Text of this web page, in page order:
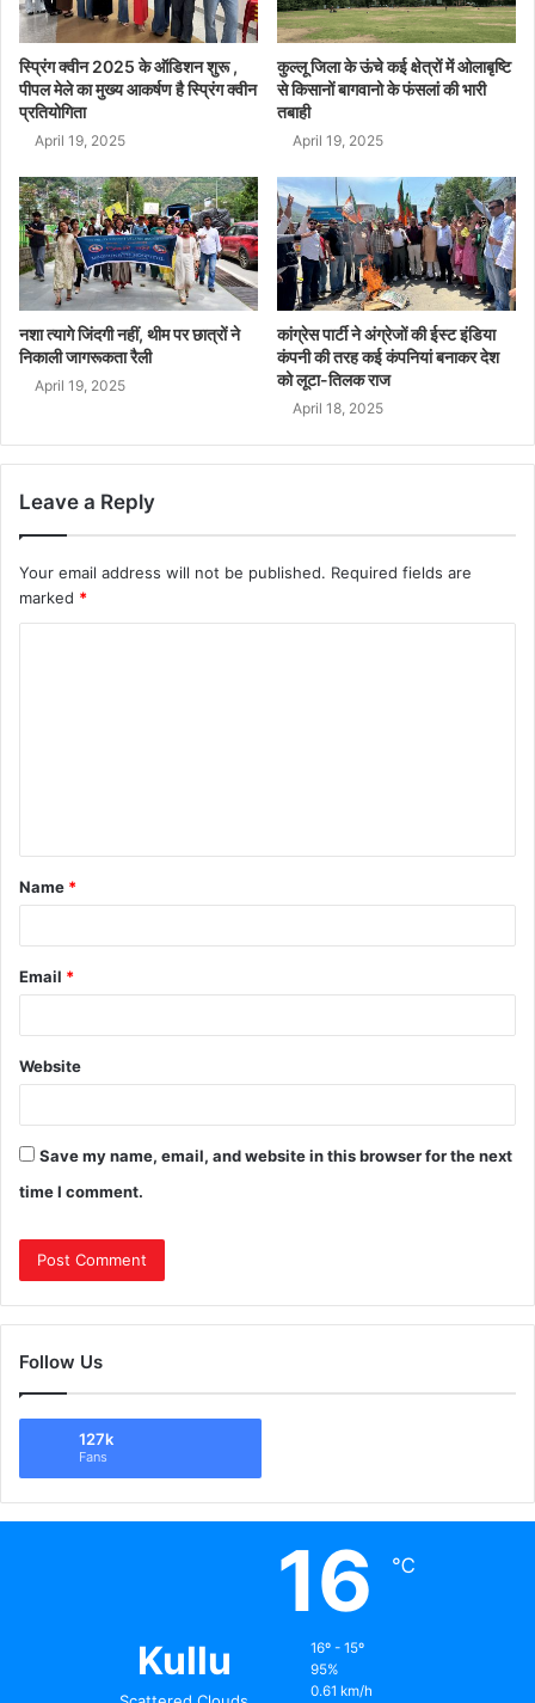
स्प्रिंग क्वीन 2025 के ऑडिशन शुरू ,
पीपल मेले का मुख्य आकर्षण है स्प्रिंग क्वीन
प्रतियोगिता
April 19, 2025
कुल्लू जिला के ऊंचे कई क्षेत्रों में ओलाबृष्टि
से किसानों बागवानो के फंसलां की भारी
तबाही
April 19, 2025
नशा त्यागे जिंदगी नहीं, थीम पर छात्रों ने
निकाली जागरूकता रैली
April 19, 2025
कांग्रेस पार्टी ने अंग्रेजों की ईस्ट इंडिया
कंपनी की तरह कई कंपनियां बनाकर देश
को लूटा-तिलक राज
April 18, 2025
Leave a Reply
Your email address will not be published. Required fields are
marked *
Name *
Email *
Website
Save my name, email, and website in this browser for the next
time I comment.
Follow Us
127k
Fans
Kullu
16 ℃
16º - 15º
95%
0.61 km/h